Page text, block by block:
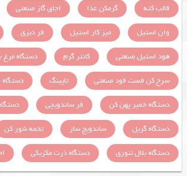
قالب کته
گرمکن غذا اجاق گاز صنعتی
وان استیل
میز کار استیل فر دیزی
هود استیل صنعتی
کانتر گرم
دستگاه مرغ
سرخ کن فست فود صنعتی
تاپینگ
دستگاه
دستگاه خمیر پهن کن
فر ساندویچی
دستگاه گریل
ساندویچ ساز تخمه شور کن
دستگاه بلال تنوری
دستگاه ذرت مکزیکی